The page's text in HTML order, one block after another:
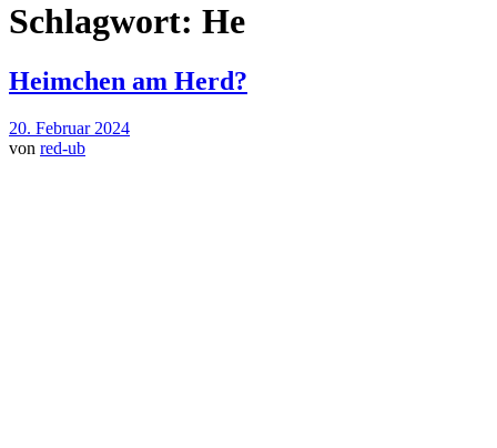
Schlagwort: He
Heimchen am Herd?
20. Februar 2024
von red-ub